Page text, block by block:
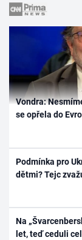
Vondra:
se opřela do
Podmínka pro
dětmi? Tejc
Na
let, teď ceduli